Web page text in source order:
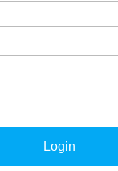
Login